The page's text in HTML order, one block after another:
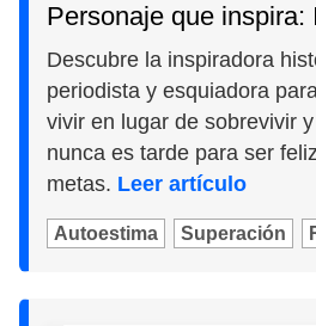
Personaje que inspira:
Descubre la inspiradora
periodista y esquiadora
vivir en lugar de sobrevivir
nunca es tarde para ser
metas. Leer artículo
Autoestima Superación